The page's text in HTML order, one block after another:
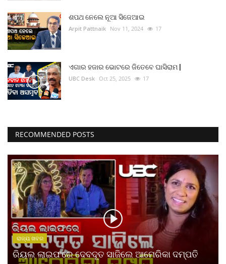
ଶପଥ ନେଲେ ନୂଆ ସିଜେଆଇ
Arpit Pattnaik Nov 11, 2024 17
ଏଗାର ହଜାର ଭୋଟରେ ଜିତେବେ ଘାସିରାମ |
UBC Desk Oct 25, 2025 17
RECOMMENDED POSTS
ରାଜ୍ୟ ଖବର
ରିୟଲ ଲାଇଫରେ ଦେବଦୂତ ସାଜିଲେ ଆମେରିକା ଦମ୍ପତି